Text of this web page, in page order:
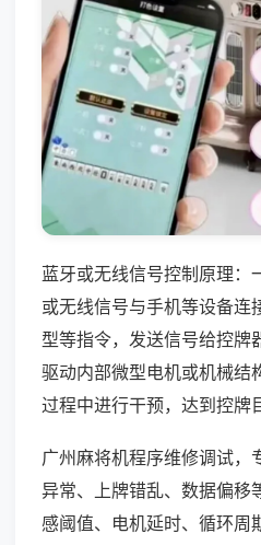
蓝牙或无线信号控制原理：
或无线信号与手机等设备连
型等指令，发送信号给控牌
驱动内部微型电机或机械结
过程中进行干预，达到控牌
广州麻将机程序维修调试，
异常、上牌错乱、数据偏移
感阈值、电机延时、循环周